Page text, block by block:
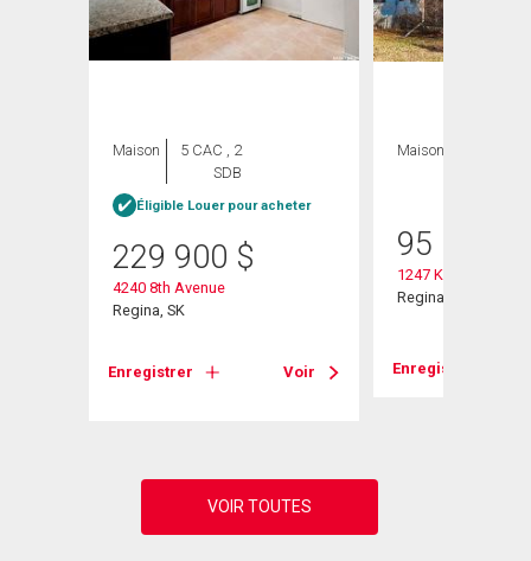
Maison
5 CAC , 2
SDB
Éligible Louer pour acheter
229 900 $
4240 8th Avenue
Regina, SK
Enregistrer Voir
Maison
95 000
1247 King Street
Regina, SK
Enregistrer